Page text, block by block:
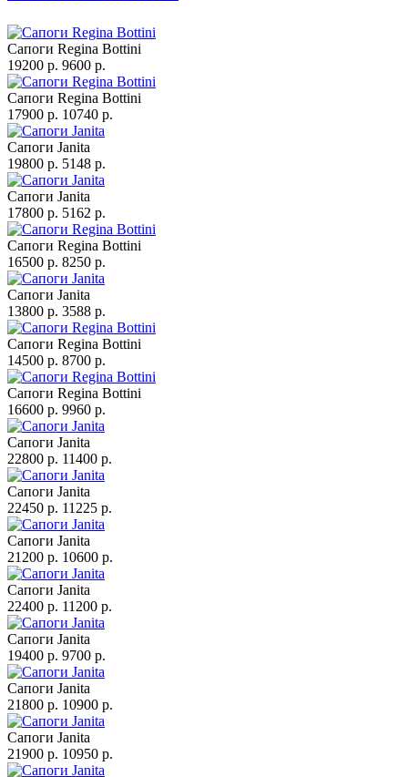
Сапоги Regina Bottini
19200 p. 9600 p.
Сапоги Regina Bottini
17900 p. 10740 p.
Сапоги Janita
19800 p. 5148 p.
Сапоги Janita
17800 p. 5162 p.
Сапоги Regina Bottini
16500 p. 8250 p.
Сапоги Janita
13800 p. 3588 p.
Сапоги Regina Bottini
14500 p. 8700 p.
Сапоги Regina Bottini
16600 p. 9960 p.
Сапоги Janita
22800 p. 11400 p.
Сапоги Janita
22450 p. 11225 p.
Сапоги Janita
21200 p. 10600 p.
Сапоги Janita
22400 p. 11200 p.
Сапоги Janita
19400 p. 9700 p.
Сапоги Janita
21800 p. 10900 p.
Сапоги Janita
21900 p. 10950 p.